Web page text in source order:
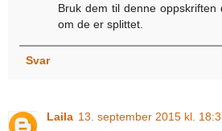
Bruk dem til denne
om de er splittet.
Svar
Laila 13. september 2015 kl.